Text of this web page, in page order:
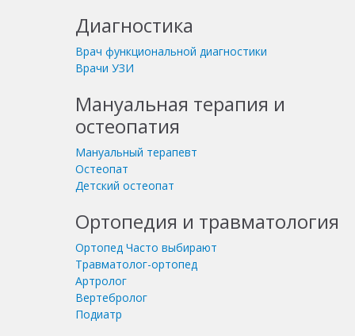
Диагностика
Врач функциональной диагностики
Врачи УЗИ
Мануальная терапия и
остеопатия
Мануальный терапевт
Остеопат
Детский остеопат
Ортопедия и травматология
Ортопед Часто выбирают
Травматолог-ортопед
Артролог
Вертебролог
Подиатр